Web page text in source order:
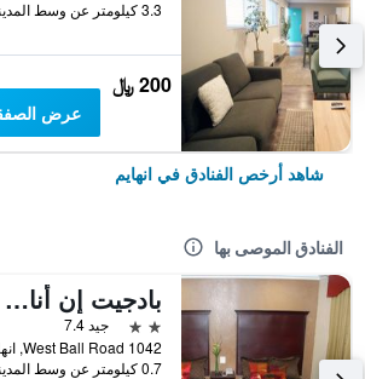
3.3 كيلومتر عن وسط المدينة
200 ﷼
عرض
شاهد أرخص الفنادق في انهايم
الفنادق الموصى بها
بادجيت إن أناهيم
2 نجمتين
جيد 7.4
0.7 كيلومتر عن وسط المدينة